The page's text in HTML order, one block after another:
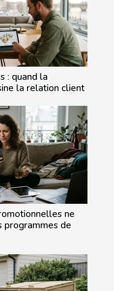
: quand la
la relation client
ne
programmes de